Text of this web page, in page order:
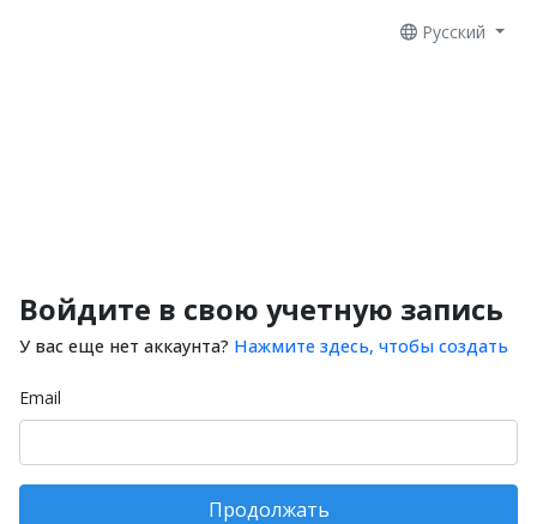
Русский
Войдите в свою учетную запись
У вас еще нет аккаунта? Нажмите здесь, чтобы создать
Email
Продолжать